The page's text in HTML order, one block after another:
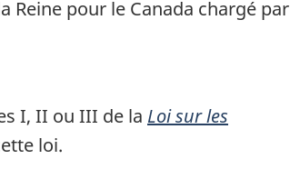
Reine pour le Canada chargé par
I, II ou III de la Loi sur les
loi.